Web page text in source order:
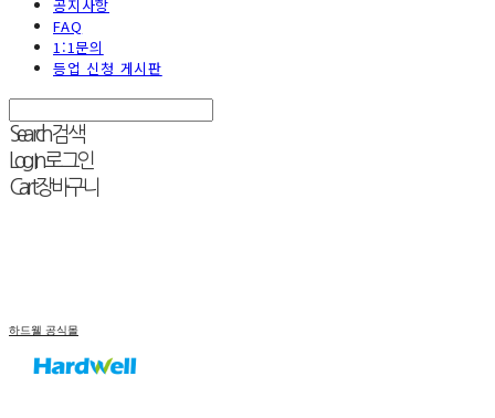
공지사항
FAQ
1:1문의
등업 신청 게시판
Search검색
Log In로그인
Cart장바구니
하드웰 공식몰